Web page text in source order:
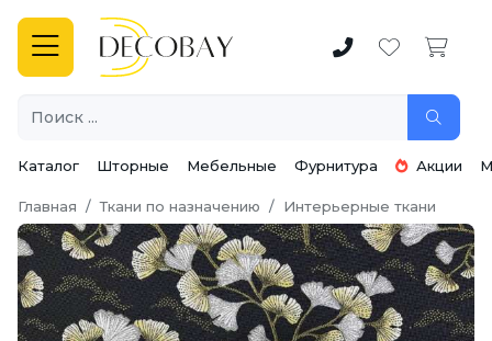
Каталог Шторные Мебельные Фурнитура Акции
Главная Ткани по назначению Интерьерные ткани